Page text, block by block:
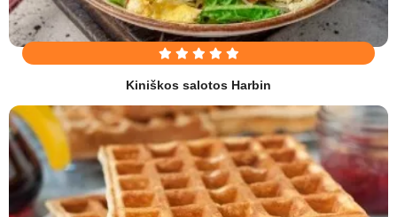
Kiniškos salotos Harbin